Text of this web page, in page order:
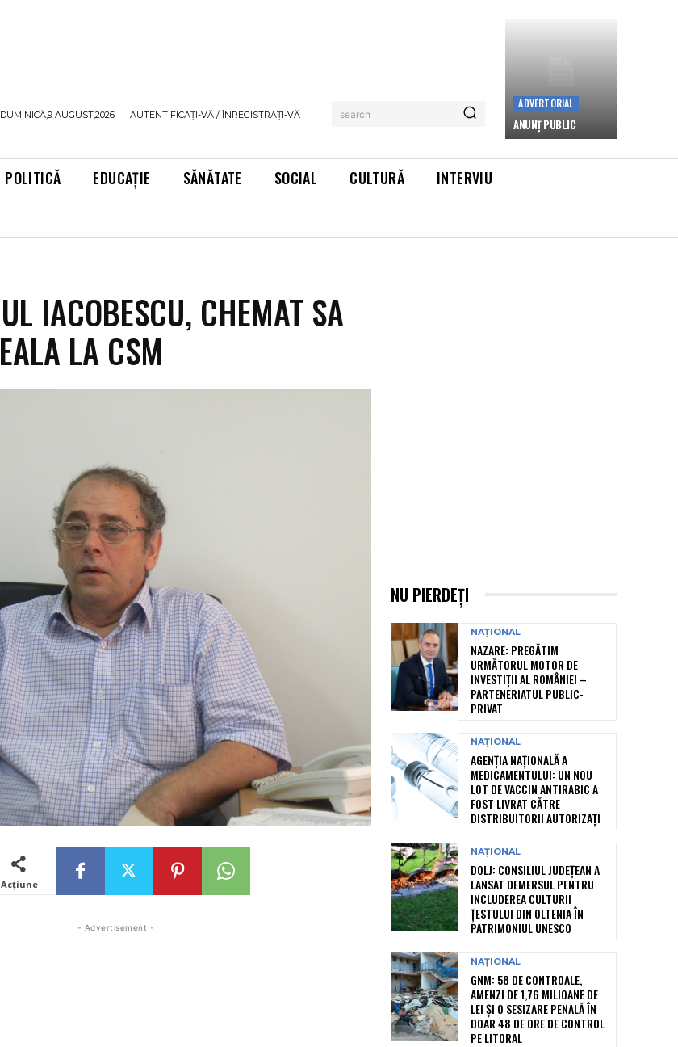
DUMINICĂ,9 AUGUST,2026 AUTENTIFICAȚI-VĂ / ÎNREGISTRAȚI-VĂ search
ADVERTORIAL
ANUNȚ PUBLIC
POLITICĂ EDUCAȚIE SĂNĂTATE SOCIAL CULTURĂ
INTERVIU
IACOBESCU, CHEMAT SA
LA CSM
Acțiune
- Advertisement -
NU PIERDEȚI
NAȚIONAL
NAZARE: PREGĂTIM
URMĂTORUL MOTOR DE
INVESTIȚII AL ROMÂNIEI –
PARTENERIATUL PUBLIC-
PRIVAT
NAȚIONAL
AGENȚIA NAȚIONALĂ A
MEDICAMENTULUI: UN NOU
LOT DE VACCIN ANTIRABIC A
FOST LIVRAT CĂTRE
DISTRIBUITORII AUTORIZAȚI
NAȚIONAL
DOLJ: CONSILIUL JUDEȚEAN A
LANSAT DEMERSUL PENTRU
INCLUDEREA CULTURII
ȚESTULUI DIN OLTENIA ÎN
PATRIMONIUL UNESCO
NAȚIONAL
GNM: 58 DE CONTROALE,
AMENZI DE 1,76 MILIOANE DE
LEI ȘI O SESIZARE PENALĂ ÎN
DOAR 48 DE ORE DE CONTROL
PE LITORAL